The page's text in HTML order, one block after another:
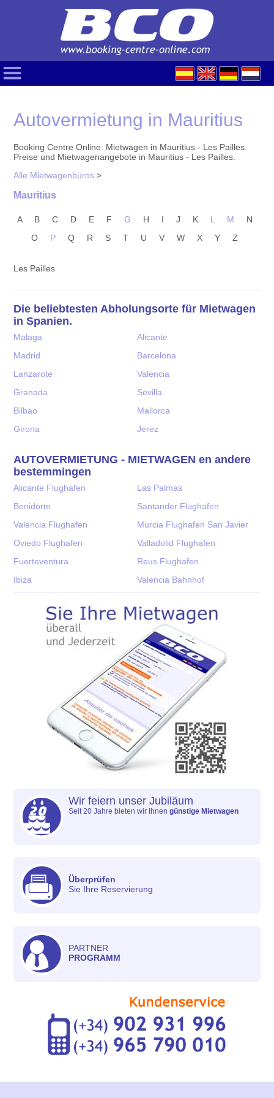
Autovermietung in Mauritius
Booking Centre Online: Mietwagen in Mauritius - Les Pailles.
Preise und Mietwagenangebote in Mauritius - Les Pailles.
Alle Mietwagenbüros >
Mauritius
A B C D E F G H I J K L M
N
O
P Q R S T U V W X Y Z
Les Pailles
Die beliebtesten Abholungsorte für Mietwagen
in Spanien.
Malaga
Alicante
Madrid
Barcelona
Lanzarote
Valencia
Granada
Sevilla
Bilbao
Mallorca
Girona
Jerez
AUTOVERMIETUNG - MIETWAGEN en andere
bestemmingen
Alicante Flughafen
Las Palmas
Benidorm
Santander Flughafen
Valencia Flughafen
Murcia Flughafen San Javier
Oviedo Flughafen
Valladolid Flughafen
Fuerteventura
Reus Flughafen
Ibiza
Valencia Bahnhof
Wir feiern unser Jubiläum
Seit 20 Jahre bieten wir Ihnengünstige Mietwagen
Überprüfen
Sie Ihre Reservierung
PARTNER
PROGRAMM